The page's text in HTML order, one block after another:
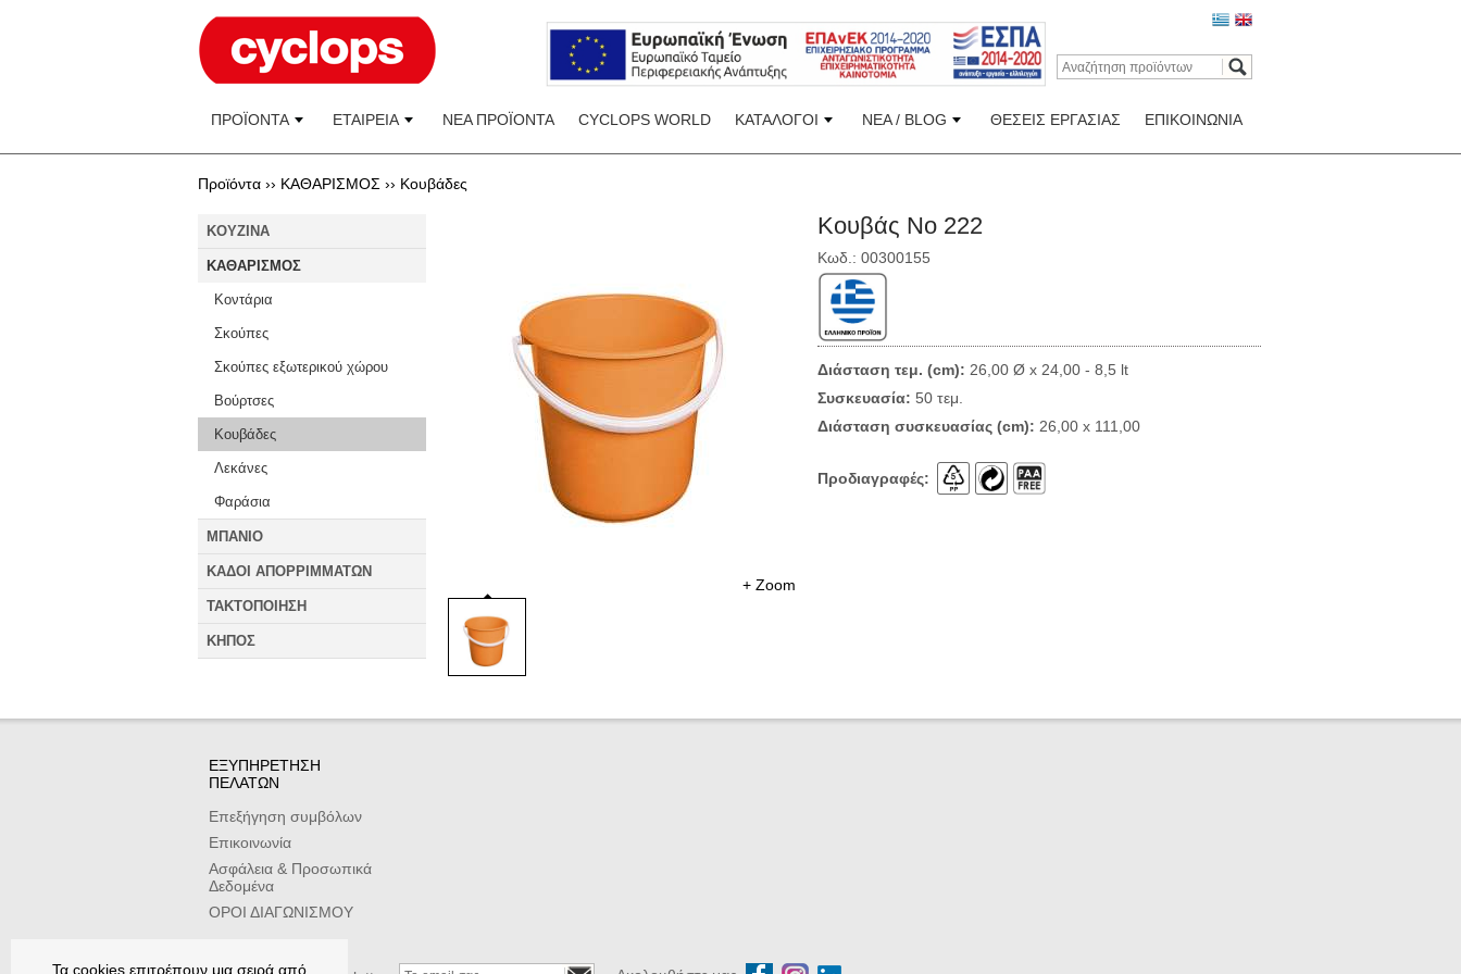
ΠΡΟΪΟΝΤΑ ΕΤΑΙΡΕΙΑ ΝΕΑ ΠΡΟΪΟΝΤΑ CYCLOPS WORLD ΚΑΤΑΛΟΓΟΙ ΝΕΑ / BLOG ΘΕΣΕΙΣ ΕΡΓΑΣΙΑΣ ΕΠΙΚΟΙΝΩΝΙΑ
Προϊόντα ›› ΚΑΘΑΡΙΣΜΟΣ ›› Κουβάδες
KOYZINA
ΚΑΘΑΡΙΣΜΟΣ
Κοντάρια
Σκούπες
Σκούπες εξωτερικού χώρου
Βούρτσες
Κουβάδες
Λεκάνες
Φαράσια
ΜΠΑΝΙΟ
ΚΑΔΟΙ ΑΠΟΡΡΙΜΜΑΤΩΝ
ΤΑΚΤΟΠΟΙΗΣΗ
ΚΗΠΟΣ
+ Zoom
Κουβάς Νο 222
Κωδ.: 00300155
Διάσταση τεμ. (cm): 26,00 Ø x 24,00 - 8,5 lt
Συσκευασία: 50 τεμ.
Διάσταση συσκευασίας (cm): 26,00 x 111,00
Προδιαγραφές:
ΕΞΥΠΗΡΕΤΗΣΗ
ΠΕΛΑΤΩΝ
Επεξήγηση συμβόλων
Επικοινωνία
Ασφάλεια & Προσωπικά
Δεδομένα
ΟΡΟΙ ΔΙΑΓΩΝΙΣΜΟΥ
Τα cookies επιτρέπουν μια σειρά από